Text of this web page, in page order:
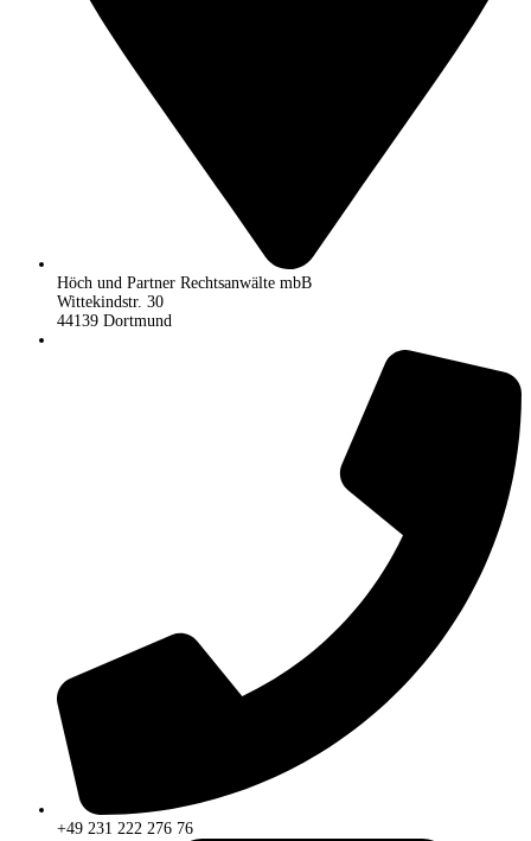
Höch und Partner Rechtsanwälte mbB
Wittekindstr. 30
44139 Dortmund
+49 231 222 276 76